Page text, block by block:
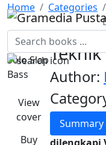
Home
Categories
View
cover
Buy
Teknik
Author:
Summary